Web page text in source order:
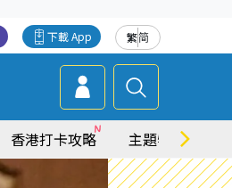
繁简
下載 App
香港打卡攻略 主題特集